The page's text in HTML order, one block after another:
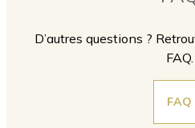
D’autres questions ?
FAQ.
FAQ